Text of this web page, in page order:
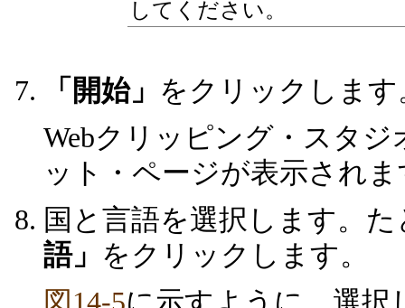
してください。
「開始」 をクリックします
Webクリッピング・スタ
ット・ページが表示され
国と言語を選択します。
語」 をクリックします。